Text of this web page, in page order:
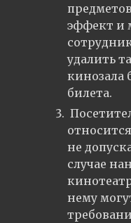
эффект и
удалить
кинозала
билета.
не
случае
нему